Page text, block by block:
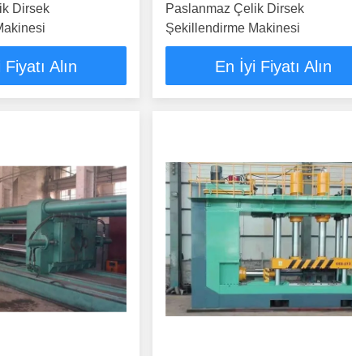
Dirsek
Alın
Paslanmaz Çelik Dirsek
Şekillendirme Makinesi
En İyi Fiyatı Alın